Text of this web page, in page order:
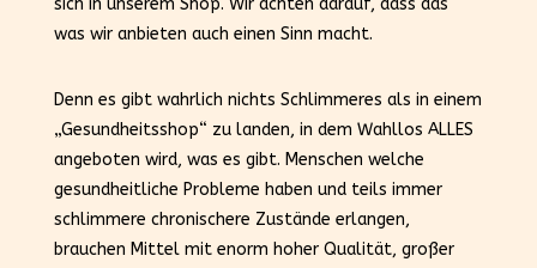
sich in unserem Shop. Wir achten darauf, dass das
was wir anbieten auch einen Sinn macht.
Denn es gibt wahrlich nichts Schlimmeres als in einem
„Gesundheitsshop“ zu landen, in dem Wahllos ALLES
angeboten wird, was es gibt. Menschen welche
gesundheitliche Probleme haben und teils immer
schlimmere chronischere Zustände erlangen,
brauchen Mittel mit enorm hoher Qualität, großer